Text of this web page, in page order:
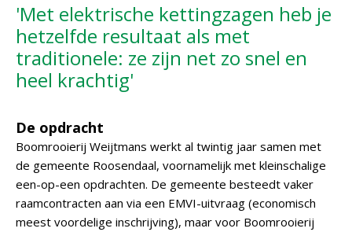
'Met elektrische kettingzagen heb je
hetzelfde resultaat als met
traditionele: ze zijn net zo snel en
heel krachtig'
De opdracht
Boomrooierij Weijtmans werkt al twintig jaar samen met
de gemeente Roosendaal, voornamelijk met kleinschalige
een-op-een opdrachten. De gemeente besteedt vaker
raamcontracten aan via een EMVI-uitvraag (economisch
meest voordelige inschrijving), maar voor Boomrooierij